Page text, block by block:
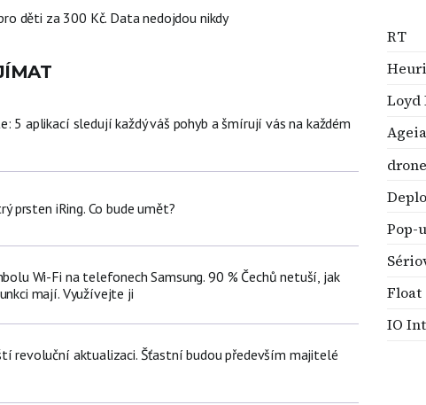
děti za 300 Kč. Data nedojdou nikdy
5 aplikací sledují každý váš pohyb a šmírují vás na každém
prsten iRing. Co bude umět?
Wi-Fi na telefonech Samsung. 90 % Čechů netuší, jak
mají. Využívejte ji
revoluční aktualizaci. Šťastní budou především majitelé
RT
Loyd
Ageia
Pop-
Float
IO